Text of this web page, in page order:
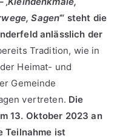
Sagen‘“ steht die
anlässlich der
Tradition, wie in
Heimat- und
Gemeinde
vertreten. Die
13. Oktober 2023 an
Teilnahme ist